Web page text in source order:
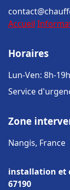
Accueil
Horaires
Lun-Ven: 8h-19h
Service
Zone
Nangis, France
installation et
67190